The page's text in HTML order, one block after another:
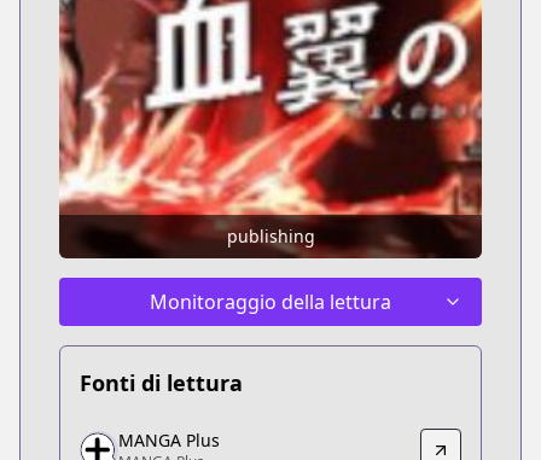
publishing
Monitoraggio della lettura
Fonti di lettura
MANGA Plus
MANGA Plus